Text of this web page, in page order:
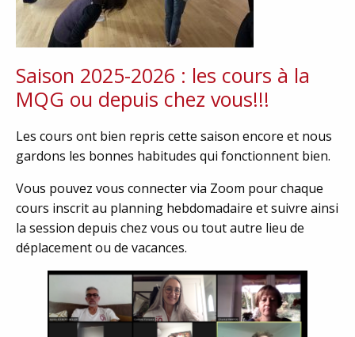
Saison 2025-2026 : les cours à la
MQG ou depuis chez vous!!!
Les cours ont bien repris cette saison encore et nous
gardons les bonnes habitudes qui fonctionnent bien.
Vous pouvez vous connecter via Zoom pour chaque
cours inscrit au planning hebdomadaire et suivre ainsi
la session depuis chez vous ou tout autre lieu de
déplacement ou de vacances.